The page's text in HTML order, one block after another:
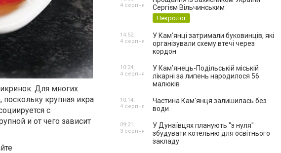
Для многих
крупная икра
с
и от чего зависит
Сергієм Вільчинським
Некролог
4 серпня
У Кам’янці затримали буковинців, які
організували схему втечі через
кордон
14:52,
4 серпня
У Кам’янець-Подільській міській
лікарні за липень народилося 56
малюків
10:24,
4 серпня
Частина Кам'янця залишилась без
води
10:14,
4 серпня
У Дунаївцях планують "з нуля"
збудувати котельню для освітнього
закладу
09:21,
3 серпня